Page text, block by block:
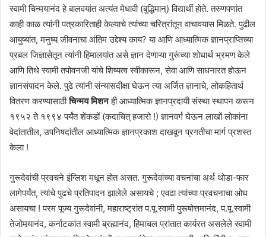
स्वामी चिन्मयानंद हे बालवयांत अत्यंत मेधावी (बुद्धिमान्) विद्यार्थी होते. तरुणपणांत
काही काळ त्यांनी पत्रकारिताही केल्याचे त्यांच्या चरित्रांतून वाचावयास मिळते. पुढील
आयुष्यांत, मनुष्य जीवनाचा अंतिम उद्देश्य काय? या आणि आध्यात्मिक ज्ञानप्राप्तिच्या
प्रबल जिज्ञासेतून त्यांनी हिमालयांत असे ज्ञान देणाऱ्या गुरूंच्या शोधार्थ भ्रमण केले
आणि तिथे स्वामी तपोवनजी यांचे शिष्यत्व स्वीकारून, सेवा आणि साधनारत होऊन
ज्ञानसंपादन केले. पुढे त्यांनी संन्यासदीक्षा घेऊन त्या अर्जित ज्ञानाचे, लोकहितार्थ
वितरण करण्यासाठीचिन्मय मिशनही आध्यात्मिक ज्ञानप्रदायी संस्था स्थापन करून
१९५२ ते १९९४ पर्यंत शेंकडों (कदाचित् हजारो !) ज्ञानवर्ग घेऊन लाखों लोकांना
वेदांतातील, उपनिषदांतील आध्यात्मिक ज्ञानप्रकाश दाखवून प्रगतीचा मार्ग प्रशस्त
केला !
गुरूदेवांची प्रवचने इंग्लिश मधून होत असत. गुरूदेवांच्या वचनांचा अर्थ थोडा-फार
लागेपर्यंत, त्यांचे पुढचे प्रतिपादन झालेले असायचे ; एवढा त्यांच्या प्रवचनाचा ओघ
असायचा ! परम पूज्य गुरूदेवांनी, महाराष्ट्रांत प.पू.स्वामी पुरूषोत्तमानंद, प.पू.स्वामी
तेजोमयानंद, कर्नाटकांत स्वामी ब्रह्मानंद, हिमाचल प्रांतात कार्यरत असलेले स्वामी